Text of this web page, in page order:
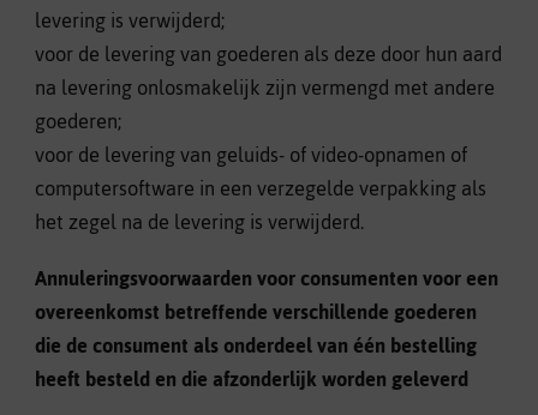
levering is verwijderd;
voor de levering van goederen als deze door hun aard
na levering onlosmakelijk zijn vermengd met andere
goederen;
voor de levering van geluids- of video-opnamen of
computersoftware in een verzegelde verpakking als
het zegel na de levering is verwijderd.
Annuleringsvoorwaarden voor consumenten voor een
overeenkomst betreffende verschillende goederen
die de consument als onderdeel van één bestelling
heeft besteld en die afzonderlijk worden geleverd